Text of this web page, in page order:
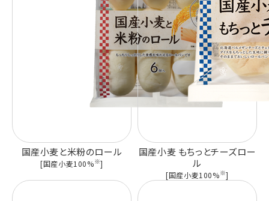
国産小麦と米粉のロール
[国産小麦100%※]
国産小麦 もちっとチーズロー
ル
[国産小麦100%※]